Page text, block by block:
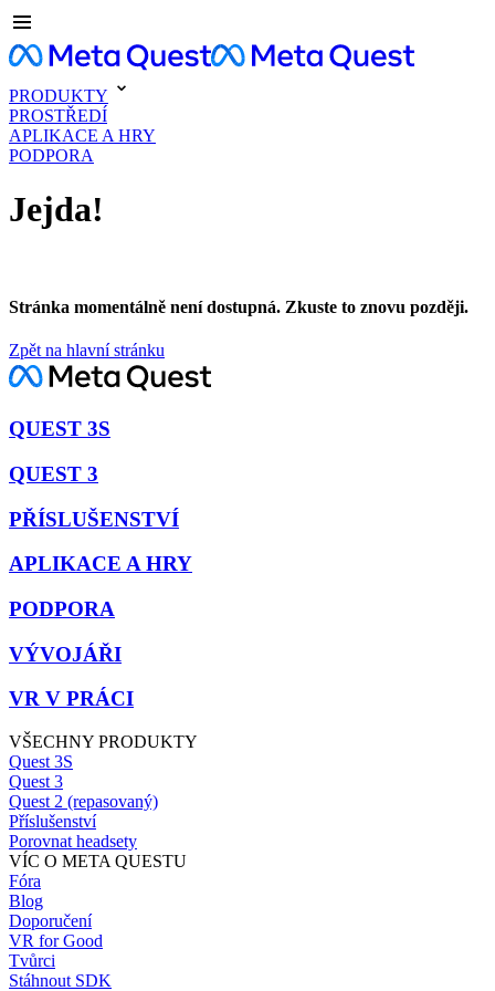
PRODUKTY
PROSTŘEDÍ
APLIKACE A HRY
PODPORA
Jejda!
Stránka momentálně není dostupná. Zkuste to znovu později.
Zpět na hlavní stránku
QUEST 3S
QUEST 3
PŘÍSLUŠENSTVÍ
APLIKACE A HRY
PODPORA
VÝVOJÁŘI
VR V PRÁCI
VŠECHNY PRODUKTY
Quest 3S
Quest 3
Quest 2 (repasovaný)
Příslušenství
Porovnat headsety
VÍC O META QUESTU
Fóra
Blog
Doporučení
VR for Good
Tvůrci
Stáhnout SDK